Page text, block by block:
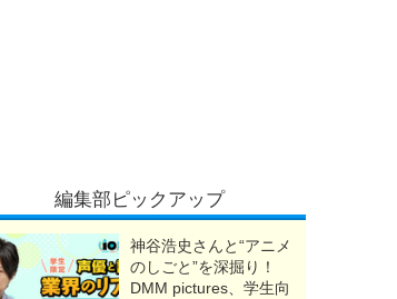
編集部ピックアップ
神谷浩史さんと“アニメ
のしごと”を深掘り！
DMM pictures、学生向